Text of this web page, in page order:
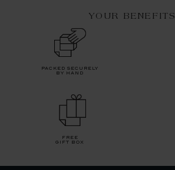
YOUR BENEFITS
packed securely
by hand
free
gift box